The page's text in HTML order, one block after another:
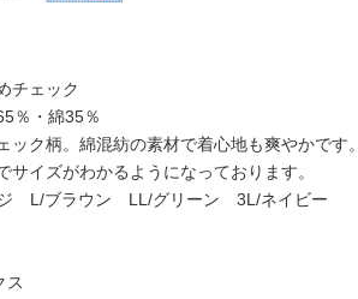
チェック
％・綿35％
ック柄。綿混紡の素材で着心地も爽やかです。
サイズがわかるようになっております。
L/ブラウン LL/グリーン 3L/ネイビー
ス